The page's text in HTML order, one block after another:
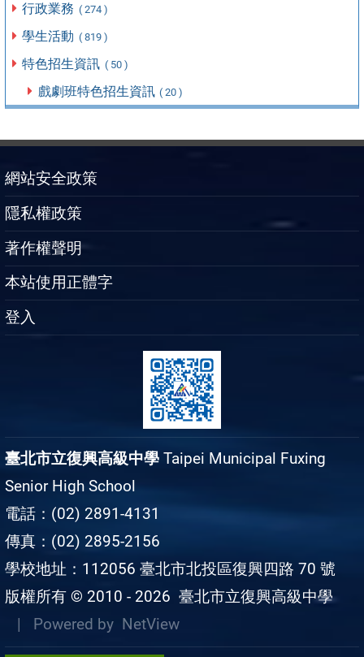
行政業務 ( 274 )
學生活動 ( 819 )
特色招生資訊 ( 50 )
戲劇班特色招生資訊 ( 20 )
網站安全政策
隱私權政策
著作權聲明
本站使用正體字
登入
臺北市立復興高級中學 Taipei Municipal Fuxing
Senior High School
電話：(02) 2891-4131
傳真：(02) 2895-2156
學校地址：112056 臺北市北投區復興四路 70 號
版權所有 © 2010 - 2026 臺北市立復興高級中學
| Powered by NetView